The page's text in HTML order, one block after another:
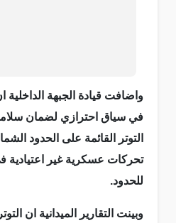
واضافت قيادة الجبهة الداخلية
في سياق احترازي لضمان
التوتر القائمة على الحدود
تحركات عسكرية غير اعتيادية
للحدود.
وبينت التقارير الميدانية ان